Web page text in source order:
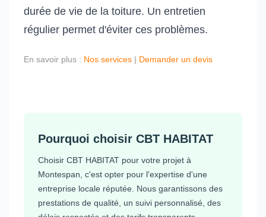
durée de vie de la toiture. Un entretien
régulier permet d'éviter ces problèmes.
En savoir plus : Nos services | Demander un devis
Pourquoi choisir CBT HABITAT
Choisir CBT HABITAT pour votre projet à
Montespan, c'est opter pour l'expertise d'une
entreprise locale réputée. Nous garantissons des
prestations de qualité, un suivi personnalisé, des